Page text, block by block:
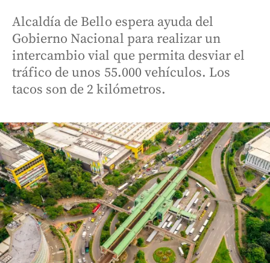
Alcaldía de Bello espera ayuda del
Gobierno Nacional para realizar un
intercambio vial que permita desviar el
tráfico de unos 55.000 vehículos. Los
tacos son de 2 kilómetros.